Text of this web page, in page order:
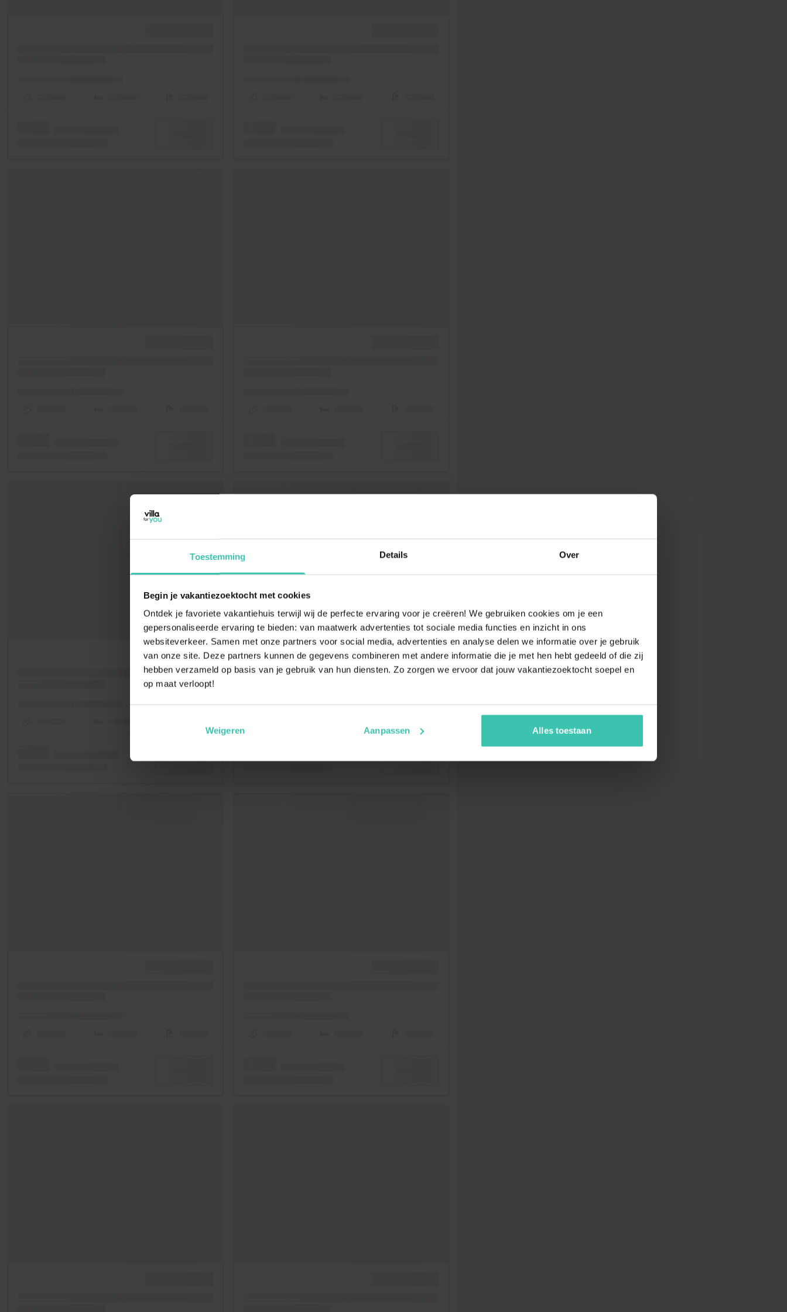
Toestemming Details Over
Begin je vakantiezoektocht met cookies
Ontdek je favoriete vakantiehuis terwijl wij de perfecte ervaring voor je creëren! We gebruiken cookies om je een
gepersonaliseerde ervaring te bieden: van maatwerk advertenties tot sociale media functies en inzicht in ons
websiteverkeer. Samen met onze partners voor social media, advertenties en analyse delen we informatie over je gebruik
van onze site. Deze partners kunnen de gegevens combineren met andere informatie die je met hen hebt gedeeld of die zij
hebben verzameld op basis van je gebruik van hun diensten. Zo zorgen we ervoor dat jouw vakantiezoektocht soepel en
op maat verloopt!
Weigeren Aanpassen Alles toestaan